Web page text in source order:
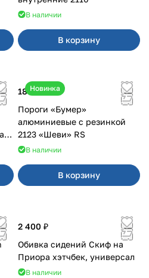
В наличии
В корзину
Новинка
18 000 ₽
Пороги «Бумер»
алюминиевые с резинкой
2123 «Шеви» RS
В наличии
В корзину
2 400 ₽
Обивка сидений Скиф на
Приора хэтчбек, универсал
В наличии